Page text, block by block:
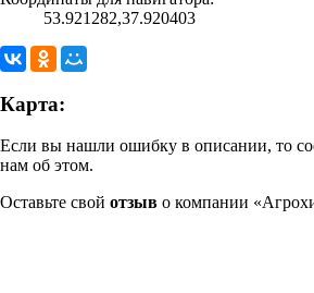
53.921282,37.920403
Карта:
Если вы нашли ошибку в описании, то
нам об этом.
Оставьте свой отзыв о компании